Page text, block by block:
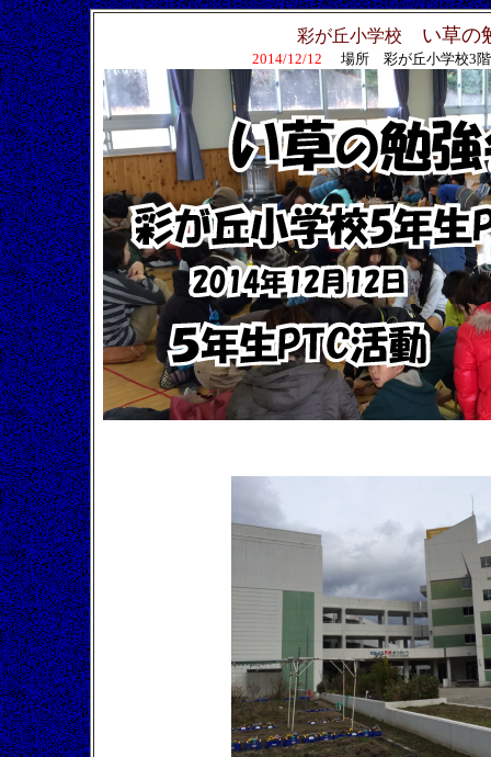
彩が丘小学校 い草の
2014/12/12 場所 彩が丘小学校3